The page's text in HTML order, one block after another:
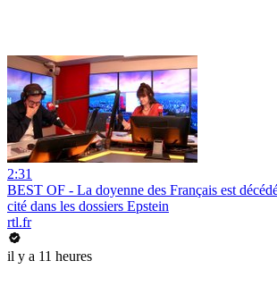
2:31
BEST OF - La doyenne des Français est
cité dans les dossiers Epstein
rtl.fr
il y a 11 heures